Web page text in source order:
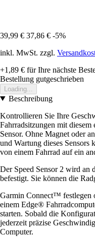
39,99 € 37,86 € -5%
inkl. MwSt. zzgl.
+1,89 € für Ihre nächste
Bestellung gutgeschrieben
Loading...
Beschreibung
Kontrollieren Sie Ihre
Fahrradsitzungen mit
Sensor. Ohne Magnet oder
und Wartung dieses
von einem Fahrrad auf ein
Der Speed Sensor 2 wird an
befestigt. Sie können die
Garmin Connect™ festlegen
einem Edge®
starten. Sobald die
jederzeit präzise
Computer.